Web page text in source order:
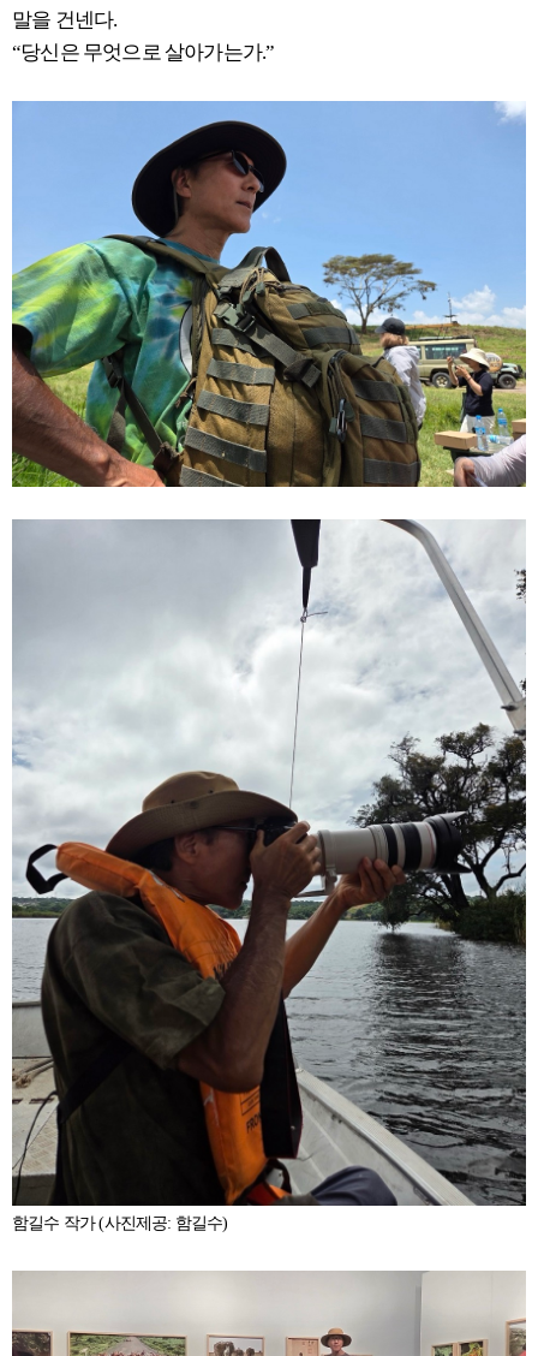
말을 건넨다.
“당신은 무엇으로 살아가는가.”
함길수 작가 (사진제공: 함길수)